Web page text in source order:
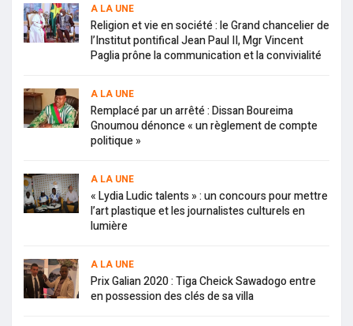
A LA UNE
Religion et vie en société : le Grand chancelier de
l’Institut pontifical Jean Paul II, Mgr Vincent
Paglia prône la communication et la convivialité
A LA UNE
Remplacé par un arrêté : Dissan Boureima
Gnoumou dénonce « un règlement de compte
politique »
A LA UNE
« Lydia Ludic talents » : un concours pour mettre
l’art plastique et les journalistes culturels en
lumière
A LA UNE
Prix Galian 2020 : Tiga Cheick Sawadogo entre
en possession des clés de sa villa